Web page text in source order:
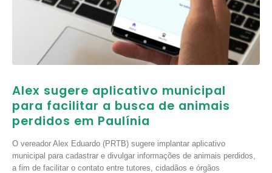
Alex sugere aplicativo municipal
para facilitar a busca de animais
perdidos em Paulínia
O vereador Alex Eduardo (PRTB) sugere implantar aplicativo
municipal para cadastrar e divulgar informações de animais perdidos,
a fim de facilitar o contato entre tutores, cidadãos e órgãos